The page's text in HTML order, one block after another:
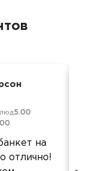
5.00
на
отлично!